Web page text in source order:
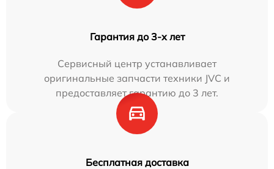
Гарантия до 3-х лет
Сервисный центр устанавливает
оригинальные запчасти техники JVC и
предоставляет гарантию до 3 лет.
Бесплатная доставка